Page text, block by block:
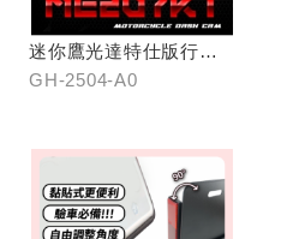
迷你鷹光達特仕版行車
記錄器
GH-2504-A0